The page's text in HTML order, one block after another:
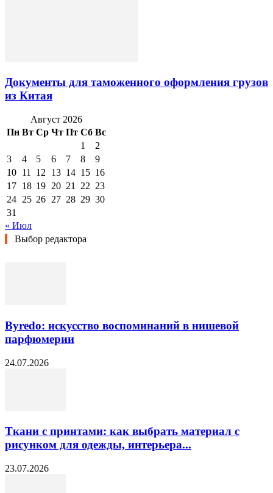
Документы для таможенного оформления грузов
из Китая
Август 2026
Пн Вт Ср Чт Пт Сб Вс
1
2
3
4 5 6 7 8
9
10 11 12 13 14 15 16
17 18 19 20 21 22 23
24 25 26 27 28 29 30
31
« Июл
Выбор редактора
Byredo: искусство воспоминаний в нишевой
парфюмерии
24.07.2026
Ткани с принтами: как выбрать материал с
рисунком для одежды, интерьера...
23.07.2026